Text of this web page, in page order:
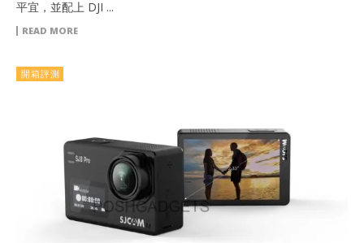
平宜，並配上 DJI ...
READ MORE
開箱評測